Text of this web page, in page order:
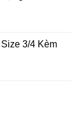
3/4 Kèm